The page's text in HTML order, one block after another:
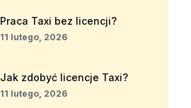
Praca Taxi bez licencji?
11 lutego, 2026
Jak zdobyć licencje Taxi?
11 lutego, 2026